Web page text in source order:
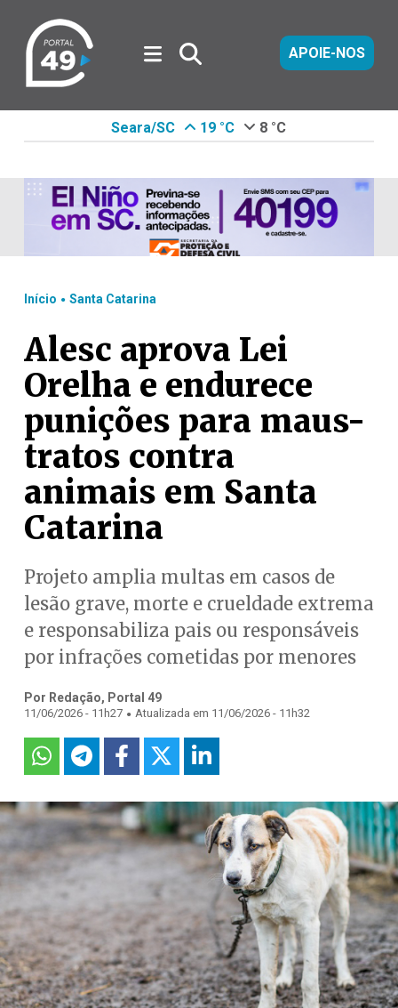
APOIE-NOS
Seara/SC 19 °C 8 °C
Início . Santa Catarina
Alesc aprova Lei
Orelha e endurece
punições para maus-
tratos contra
animais em Santa
Catarina
Projeto amplia multas em casos de
lesão grave, morte e crueldade extrema
e responsabiliza pais ou responsáveis
por infrações cometidas por menores
Por Redação, Portal 49
11/06/2026 - 11h27 . Atualizada em 11/06/2026 - 11h32